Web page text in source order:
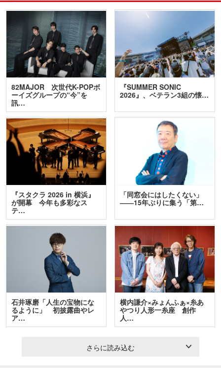
82MAJOR 次世代K-POPボ
ーイズグループの“今”を
訊…
『SUMMER SONIC
2026』、ベテラン3組の懐…
『スタクラ 2026 in 横浜』
が開幕 今年も多彩なス
テ…
「同窓会にはしたくない」
――15年ぶりに集う「第…
石井琢磨「人生の宝物にな
るように」 初披露曲やレ
ア…
横内謙介×みょんふぁ×糸あ
やつり人形一糸座 創作
人…
さらに読み込む